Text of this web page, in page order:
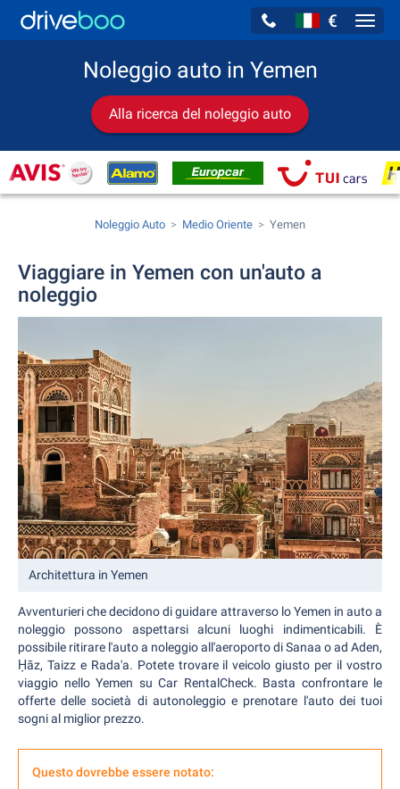
€
Noleggio auto in Yemen
Alla ricerca del noleggio auto
Noleggio Auto Medio Oriente Yemen
Viaggiare in Yemen con un'auto a
noleggio
Architettura in Yemen
Avventurieri che decidono di guidare attraverso lo Yemen in auto a
noleggio possono aspettarsi alcuni luoghi indimenticabili. È
possibile ritirare l'auto a noleggio all'aeroporto di Sanaa o ad Aden,
Ḥāz, Taizz e Rada'a. Potete trovare il veicolo giusto per il vostro
viaggio nello Yemen su Car RentalCheck. Basta confrontare le
offerte delle società di autonoleggio e prenotare l'auto dei tuoi
sogni al miglior prezzo.
Questo dovrebbe essere notato: